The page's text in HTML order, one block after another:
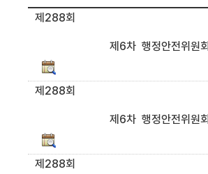
제288회
제6차 행정안전위원회
제288회
제6차 행정안전위원회
제288회